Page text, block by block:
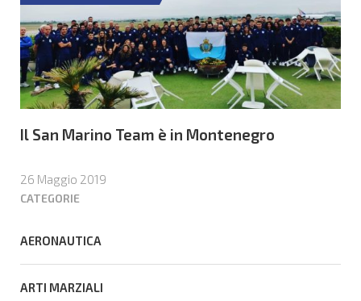
Il San Marino Team è in Montenegro
26 Maggio 2019
CATEGORIE
AERONAUTICA
ARTI MARZIALI